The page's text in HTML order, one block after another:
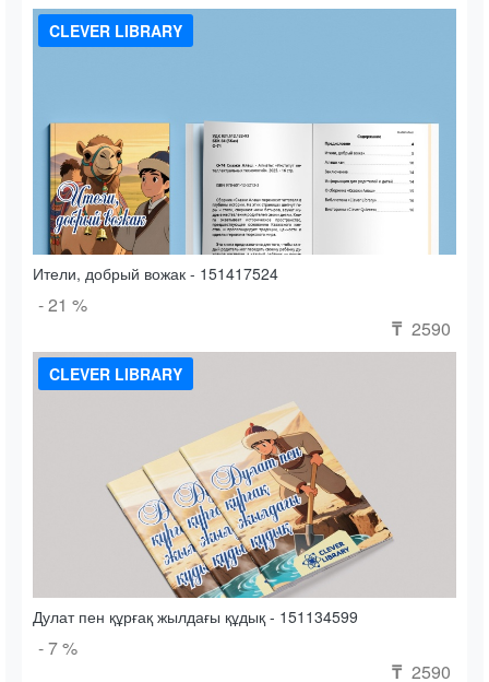
CLEVER LIBRARY
Ители, добрый вожак - 151417524
- 21 %
₸ 2590
CLEVER LIBRARY
Дулат пен құрғақ жылдағы құдық - 151134599
- 7 %
₸ 2590